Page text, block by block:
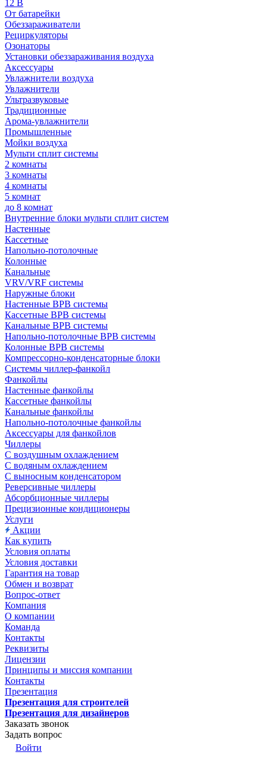
12 В
От батарейки
Обеззараживатели
Рециркуляторы
Озонаторы
Установки обеззараживания воздуха
Аксессуары
Увлажнители воздуха
Увлажнители
Ультразвуковые
Традиционные
Арома-увлажнители
Промышленные
Мойки воздуха
Мульти сплит системы
2 комнаты
3 комнаты
4 комнаты
5 комнат
до 8 комнат
Внутренние блоки мульти сплит систем
Настенные
Кассетные
Напольно-потолочные
Колонные
Канальные
VRV/VRF системы
Наружные блоки
Настенные ВРВ системы
Кассетные ВРВ системы
Канальные ВРВ системы
Напольно-потолочные ВРВ системы
Колонные ВРВ системы
Компрессорно-конденсаторные блоки
Системы чиллер-фанкойл
Фанкойлы
Настенные фанкойлы
Кассетные фанкойлы
Канальные фанкойлы
Напольно-потолочные фанкойлы
Аксессуары для фанкойлов
Чиллеры
С воздушным охлаждением
С водяным охлаждением
С выносным конденсатором
Реверсивные чиллеры
Абсорбционные чиллеры
Прецизионные кондиционеры
Услуги
Акции
Как купить
Условия оплаты
Условия доставки
Гарантия на товар
Обмен и возврат
Вопрос-ответ
Компания
О компании
Команда
Контакты
Реквизиты
Лицензии
Принципы и миссия компании
Контакты
Презентация
Презентация для строителей
Презентация для дизайнеров
Заказать звонок
Задать вопрос
Войти